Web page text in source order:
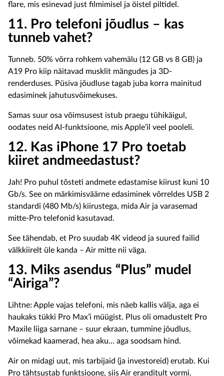
flare, mis esinevad just filmimisel ja öistel piltidel.
11. Pro telefoni jõudlus – kas
tunneb vahet?
Tunneb. 50% võrra rohkem vahemälu (12 GB vs 8 GB) ja
A19 Pro kiip näitavad musklit mängudes ja 3D-
renderduses. Püsiva jõudluse tagab juba korra mainitud
edasiminek jahutusvõimekuses.
Samas suur osa võimsusest istub praegu tühikäigul,
oodates neid AI-funktsioone, mis Apple’il veel pooleli.
12. Kas iPhone 17 Pro toetab
kiiret andmeedastust?
Jah! Pro puhul tõsteti andmete edastamise kiirust kuni 10
Gb/s. See on märkimisväärne edasiminek võrreldes USB 2
standardi (480 Mb/s) kiirustega, mida Air ja varasemad
mitte-Pro telefonid kasutavad.
See tähendab, et Pro suudab 4K videod ja suured failid
välkkiirelt üle kanda – Air mitte nii väga.
13. Miks asendus “Plus” mudel
“Airiga”?
Lihtne: Apple vajas telefoni, mis näeb kallis välja, aga ei
haukaks tükki Pro Max’i müügist. Plus oli omadustelt Pro
Maxile liiga sarnane – suur ekraan, tummine jõudlus,
võimekad kaamerad, hea aku… aga soodsam hind.
Air on midagi uut, mis tarbijaid (ja investoreid) erutab. Kui
Pro tähtsustab funktsioone, siis Air eranditult vormi.